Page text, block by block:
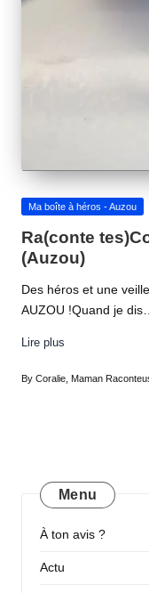
Posted
Ma boîte à héros - Auzou
Ra(conte
(Auzou)
Des héros et une
AUZOU !Quand je
Lire plus
Posted
By Coralie, Maman
Menu
À ton avis ?
Actu